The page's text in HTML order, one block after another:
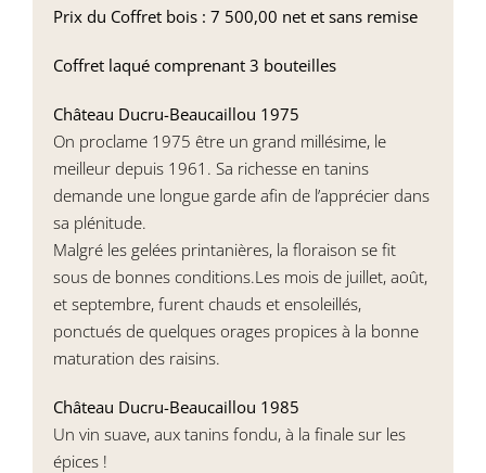
Prix du Coffret bois : 7 500,00 net et sans remise
Coffret laqué comprenant 3 bouteilles
Château Ducru-Beaucaillou 1975
On proclame 1975 être un grand millésime, le
meilleur depuis 1961. Sa richesse en tanins
demande une longue garde afin de l’apprécier dans
sa plénitude.
Malgré les gelées printanières, la floraison se fit
sous de bonnes conditions.Les mois de juillet, août,
et septembre, furent chauds et ensoleillés,
ponctués de quelques orages propices à la bonne
maturation des raisins.
Château Ducru-Beaucaillou 1985
Un vin suave, aux tanins fondu, à la finale sur les
épices !